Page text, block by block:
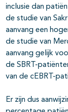
inclusie dan
de studie van
aanvang een
de studie van
aanvang gelijk
de SBRT-
van de cEBRT-
Er zijn dus